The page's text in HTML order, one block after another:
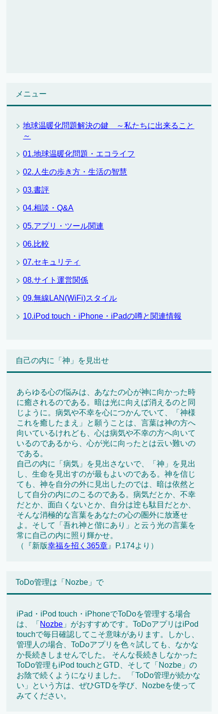
メニュー
地球温暖化問題解決の鍵 ～私たちに出来ること
～
01.地球温暖化問題・エコライフ
02.人生の歩き方・生活の智慧
03.書評
04.相談・Q&A
05.アプリ・ツール関連
06.比較
07.セキュリティ
08.サイト運営関係
09.無線LAN(WiFi)スタイル
10.iPod touch・iPhone・iPadの噂と関連情報
自己の内に「神」を見出せ
あらゆる心の悩みは、あなたの心が神に向かった時
に癒されるのである。暗は光に向えば消えるのと同
じように。病気や不幸を心につかんでいて、「神様
これを癒したまえ」と願うことは、言葉は神の方へ
向いているけれども、心は病気や不幸の方へ向いて
いるのであるから、心が光に向ったとは云い難いの
である。
自己の内に「病気」を見出さないで、「神」を見出
し、生命を見出すのが最もよいのである。神を信じ
ても、神を自分の外に見出したのでは、暗は依然と
して自分の内にのこるのである。病気だとか、不幸
だとか、面白くないとか、自分は迚も駄目だとか、
そんな消極的な言葉をあなたの心の圏外に放逐せ
よ。そして「吾れ神と偕にあり」と云う光の言葉を
常に自己の内に照り輝かせ。
（『新版幸福を招く365章 』P.174より）
ToDo管理は「Nozbe」で
iPad・iPod touch・iPhoneでToDoを管理する場合
は、「 Nozbe 」がおすすめです。ToDoアプリはiPod
touchで毎日確認してこそ意味があります。しかし、
管理人の場合、ToDoアプリを色々試しても、なかな
か長続きしませんでした。 そんな長続きしなかった
ToDo管理もiPod touchとGTD、そして「Nozbe」の
お陰で続くようになりました。 「ToDo管理が続かな
い」という方は、ぜひGTDを学び、Nozbeを使って
みてください。